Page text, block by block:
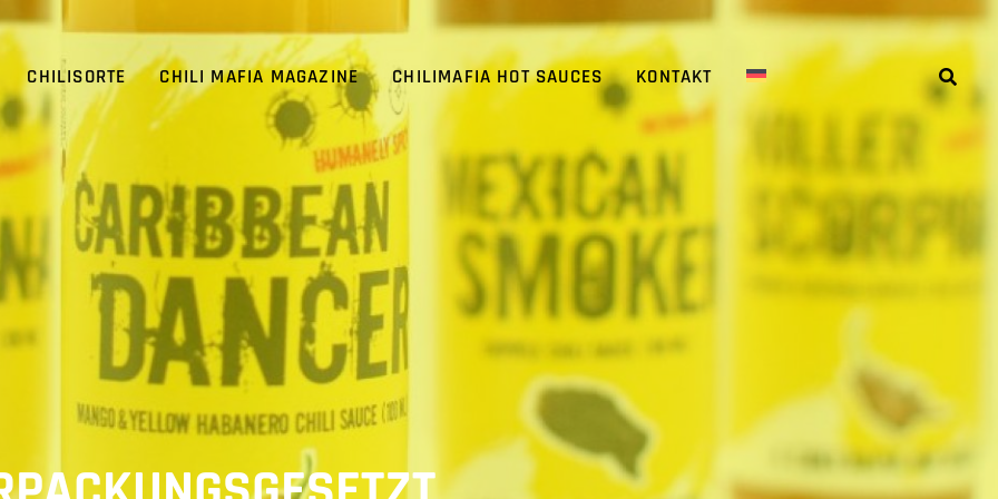
CHILISORTE CHILI MAFIA MAGAZINE CHILIMAFIA HOT SAUCES KONTAKT